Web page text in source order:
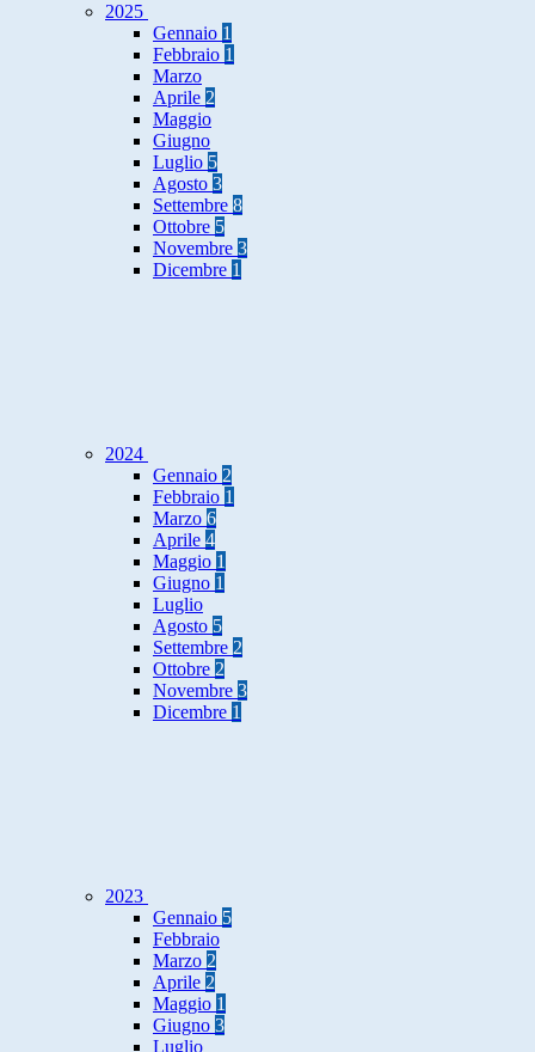
2025
Gennaio 1
Febbraio 1
Marzo
Aprile 2
Maggio
Giugno
Luglio 5
Agosto 3
Settembre 8
Ottobre 5
Novembre 3
Dicembre 1
2024
Gennaio 2
Febbraio 1
Marzo 6
Aprile 4
Maggio 1
Giugno 1
Luglio
Agosto 5
Settembre 2
Ottobre 2
Novembre 3
Dicembre 1
2023
Gennaio 5
Febbraio
Marzo 2
Aprile 2
Maggio 1
Giugno 3
Luglio